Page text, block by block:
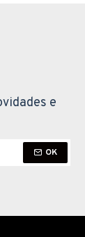
e
OK